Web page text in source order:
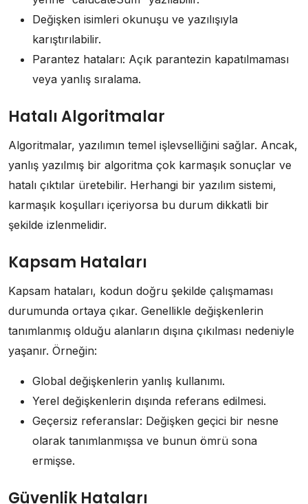
Değişken isimleri okunuşu ve yazılışıyla
karıştırılabilir.
Parantez hataları: Açık parantezin kapatılmaması
veya yanlış sıralama.
Hatalı Algoritmalar
Algoritmalar, yazılımın temel işlevselliğini sağlar. Ancak,
yanlış yazılmış bir algoritma çok karmaşık sonuçlar ve
hatalı çıktılar üretebilir. Herhangi bir yazılım sistemi,
karmaşık koşulları içeriyorsa bu durum dikkatli bir
şekilde izlenmelidir.
Kapsam Hataları
Kapsam hataları, kodun doğru şekilde çalışmaması
durumunda ortaya çıkar. Genellikle değişkenlerin
tanımlanmış olduğu alanların dışına çıkılması nedeniyle
yaşanır. Örneğin:
Global değişkenlerin yanlış kullanımı.
Yerel değişkenlerin dışında referans edilmesi.
Geçersiz referanslar: Değişken geçici bir nesne
olarak tanımlanmışsa ve bunun ömrü sona
ermişse.
Güvenlik Hataları